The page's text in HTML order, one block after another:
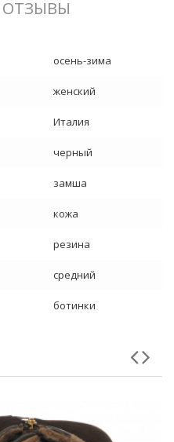
ОТЗЫВЫ
осень-зима
женский
Италия
черный
замша
кожа
резина
средний
ботинки